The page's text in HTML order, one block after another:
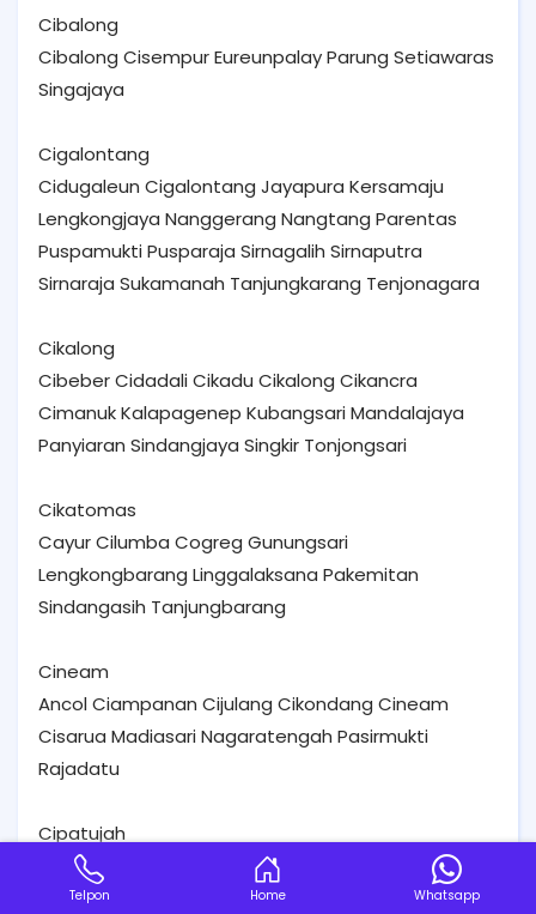
Cibalong
Cibalong Cisempur Eureunpalay Parung Setiawaras
Singajaya
Cigalontang
Cidugaleun Cigalontang Jayapura Kersamaju
Lengkongjaya Nanggerang Nangtang Parentas
Puspamukti Pusparaja Sirnagalih Sirnaputra
Sirnaraja Sukamanah Tanjungkarang Tenjonagara
Cikalong
Cibeber Cidadali Cikadu Cikalong Cikancra
Cimanuk Kalapagenep Kubangsari Mandalajaya
Panyiaran Sindangjaya Singkir Tonjongsari
Cikatomas
Cayur Cilumba Cogreg Gunungsari
Lengkongbarang Linggalaksana Pakemitan
Sindangasih Tanjungbarang
Cineam
Ancol Ciampanan Cijulang Cikondang Cineam
Cisarua Madiasari Nagaratengah Pasirmukti
Rajadatu
Cipatujah
Bantarkalong Ciandum Ciheras Cikawungading
Cipanas Cipatujah Darawati Kertasari Nagrog
Telpon Home Whatsapp